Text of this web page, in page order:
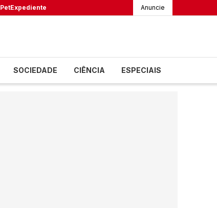
PetExpediente Anuncie
SOCIEDADE CIÊNCIA ESPECIAIS